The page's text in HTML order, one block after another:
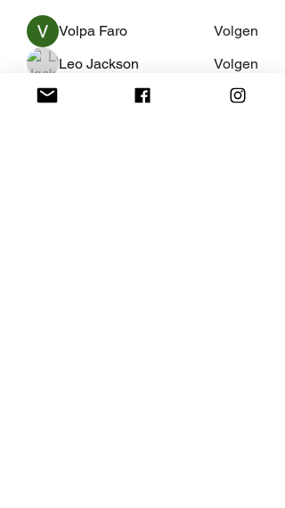
Volpa Faro
Volgen
Leo Jackson
Volgen
fredricsantos
Volgen